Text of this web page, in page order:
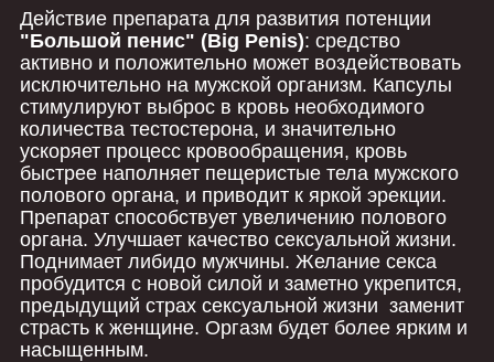
Действие препарата для развития потенции
"Большой пенис" (Big Penis): средство
активно и положительно может воздействовать
исключительно на мужской организм. Капсулы
стимулируют выброс в кровь необходимого
количества тестостерона, и значительно
ускоряет процесс кровообращения, кровь
быстрее наполняет пещеристые тела мужского
полового органа, и приводит к яркой эрекции.
Препарат способствует увеличению полового
органа. Улучшает качество сексуальной жизни.
Поднимает либидо мужчины. Желание секса
пробудится с новой силой и заметно укрепится,
предыдущий страх сексуальной жизни заменит
страсть к женщине. Оргазм будет более ярким и
насыщенным.